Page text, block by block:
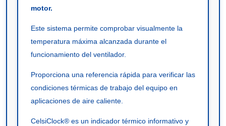
motor.
Este sistema permite comprobar visualmente la
temperatura máxima alcanzada durante el
funcionamiento del ventilador.
Proporciona una referencia rápida para verificar las
condiciones térmicas de trabajo del equipo en
aplicaciones de aire caliente.
CelsiClock® es un indicador térmico informativo y